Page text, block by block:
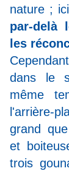
nature ;
par-delà
les
dans le
même
l'arrière-
grand
et
trois